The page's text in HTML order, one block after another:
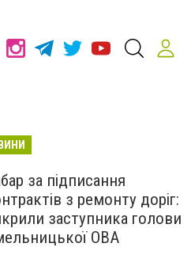
за підписання
з ремонту доріг:
заступника голови
ОВА